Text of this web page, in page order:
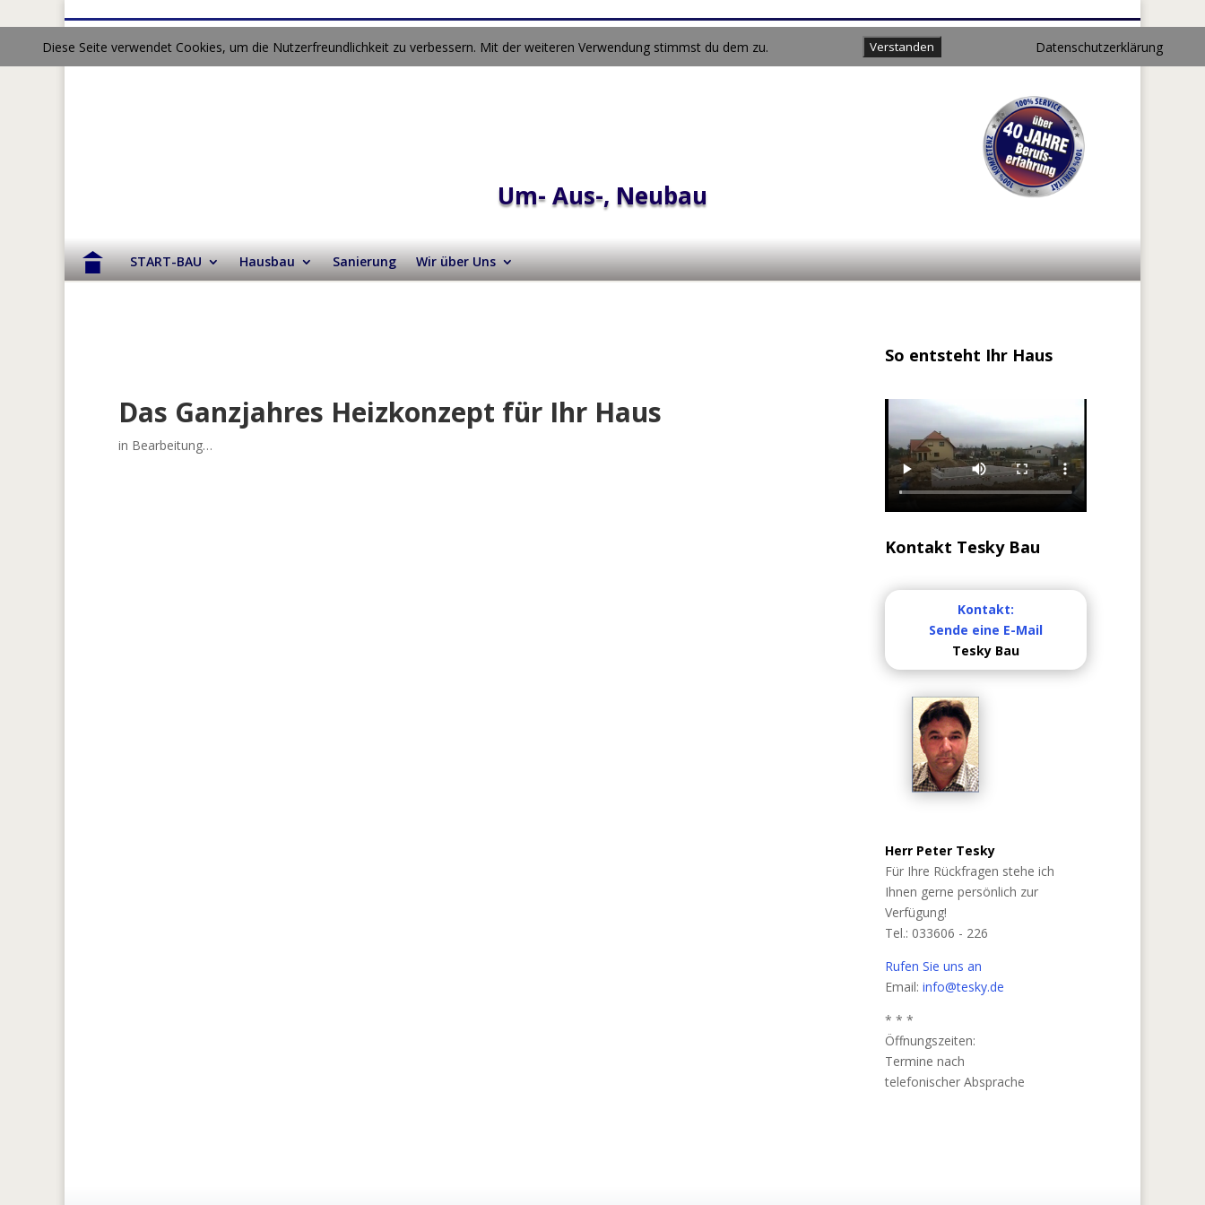
Um- Aus-, Neubau
START-BAU Hausbau Sanierung Wir über Uns
Das Ganzjahres Heizkonzept für Ihr Haus
in Bearbeitung…
So entsteht Ihr Haus
Kontakt Tesky Bau
Kontakt:
Sende eine E-Mail
Tesky Bau
Herr Peter Tesky
Für Ihre Rückfragen stehe ich
Ihnen gerne persönlich zur
Verfügung!
Tel.: 033606 - 226
Rufen Sie uns an
Email: info@tesky.de
* * *
Öffnungszeiten:
Termine nach
telefonischer Absprache
Diese Seite verwendet Cookies, um die Nutzerfreundlichkeit zu verbessern. Mit der weiteren Verwendung stimmst du dem zu. Verstanden Datenschutzerklärung